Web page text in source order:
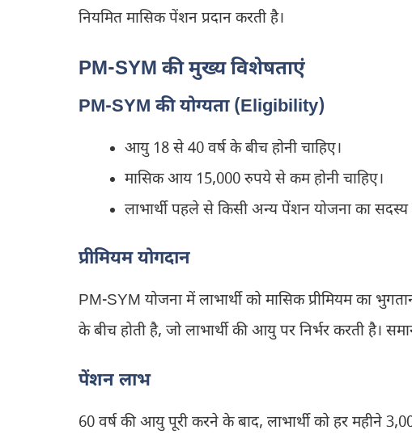
नियमित मासिक पेंशन प्रदान करती है।
PM-SYM की मुख्य विशेषताएं
PM-SYM की योग्यता (Eligibility)
आयु 18 से 40 वर्ष के बीच होनी चाहिए।
मासिक आय 15,000 रुपये से कम होनी चाहिए।
लाभार्थी पहले से किसी अन्य पेंशन योजना का सदस्य
प्रीमियम योगदान
PM-SYM योजना में लाभार्थी को मासिक प्रीमियम का
के बीच होती है, जो लाभार्थी की आयु पर निर्भर करती है।
पेंशन लाभ
60 वर्ष की आयु पूरी करने के बाद, लाभार्थी को हर महीने